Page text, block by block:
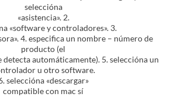
seleccióna
«asistencia». 2.
«software y controladores». 3.
4. especifica un nombre – número de
producto (el
detecta automáticamente). 5. seleccióna un
u otro software.
seleccióna «descargar»
compatible con mac sí